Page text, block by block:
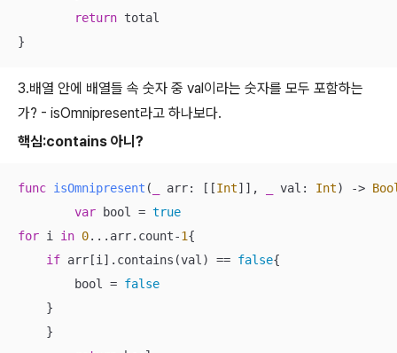
return total
}
3.배열 안에 배열들 속 숫자 중 val이라는 숫자를 모두 포함하는
가? - isOmnipresent라고 하나보다.
핵심:contains 아니?
func isOmnipresent ( arr: [[Int]], val : Int) ->
var bool = true
for i in 0... arr.count-1{
if arr[i].contains(val) == false{
        bool
= false
    }
    }